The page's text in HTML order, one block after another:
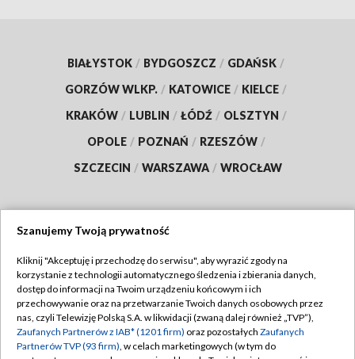
BIAŁYSTOK / BYDGOSZCZ / GDAŃSK /
GORZÓW WLKP. / KATOWICE / KIELCE /
KRAKÓW / LUBLIN / ŁÓDŹ / OLSZTYN /
OPOLE / POZNAŃ / RZESZÓW /
SZCZECIN / WARSZAWA / WROCŁAW
TVP
Abonament TVP
Emisja w TVP
Centrum informacji TVP
Regulamin TVP
Polityka prywatności
Szanujemy Twoją prywatność
Kliknij "Akceptuję i przechodzę do serwisu", aby wyrazić zgody na
korzystanie z technologii automatycznego śledzenia i zbierania danych,
dostęp do informacji na Twoim urządzeniu końcowym i ich
przechowywanie oraz na przetwarzanie Twoich danych osobowych przez
nas, czyli Telewizję Polską S.A. w likwidacji (zwaną dalej również „TVP”),
Zaufanych Partnerów z IAB* (1201 firm) oraz pozostałych Zaufanych
Partnerów TVP (93 firm), w celach marketingowych (w tym do